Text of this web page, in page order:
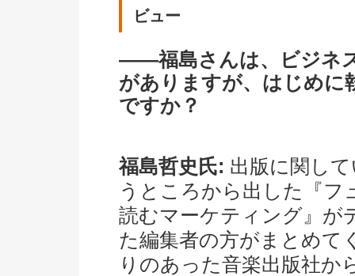
ビュー
――福島さんは、ビジネ
がありますが、はじめに
ですか？
福島哲史氏: 出版に関し
うところから出した『フ
読むマーケティング』が
た編集者の方がまとめて
りのあった音楽出版社か